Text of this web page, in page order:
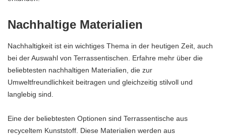
Nachhaltige Materialien
Nachhaltigkeit ist ein wichtiges Thema in der heutigen Zeit, auch
bei der Auswahl von Terrassentischen. Erfahre mehr über die
beliebtesten nachhaltigen Materialien, die zur
Umweltfreundlichkeit beitragen und gleichzeitig stilvoll und
langlebig sind.
Eine der beliebtesten Optionen sind Terrassentische aus
recyceltem Kunststoff. Diese Materialien werden aus